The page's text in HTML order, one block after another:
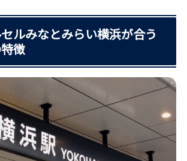
ルみなとみらい横浜が合う
徴